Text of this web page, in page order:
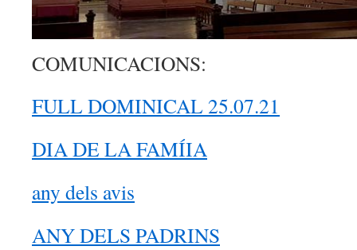
COMUNICACIONS:
FULL DOMINICAL 25.07.21
DIA DE LA FAMÍIA
any dels avis
ANY DELS PADRINS